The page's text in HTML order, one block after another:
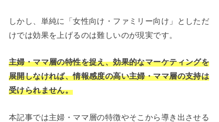
しかし、単純に「女性向け・ファミリー向け」としただ
けでは効果を上げるのは難しいのが現実です。
主婦・ママ層の特性を捉え、効果的なマーケティングを
展開しなければ、情報感度の高い主婦・ママ層の支持は
受けられません。
本記事では主婦・ママ層の特徴やそこから導き出させる